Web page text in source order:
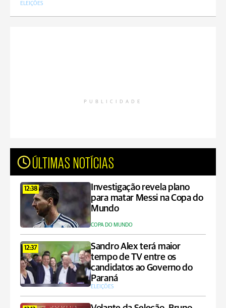
ELEIÇÕES
PUBLICIDADE
ÚLTIMAS NOTÍCIAS
12:38
Investigação revela plano
para matar Messi na Copa do
Mundo
COPA DO MUNDO
12:37
Sandro Alex terá maior
tempo de TV entre os
candidatos ao Governo do
Paraná
ELEIÇÕES